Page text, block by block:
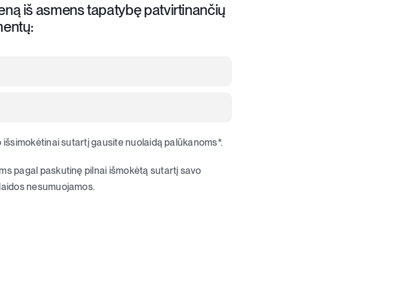
iš asmens tapatybę patvirtinančių
sutartį gausite nuolaidą palūkanoms*.
pagal paskutinę pilnai išmokėtą sutartį savo
nesumuojamos.